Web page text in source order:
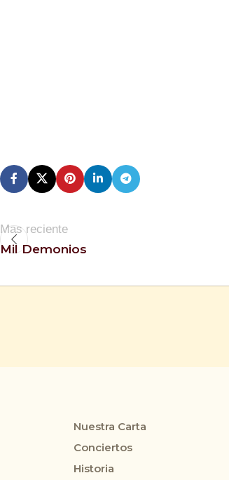
Mas reciente
Mil Demonios
Nuestra Carta
Conciertos
Historia